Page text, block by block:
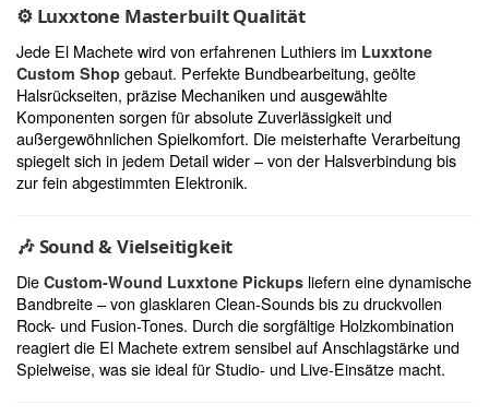
⚙️ Luxxtone Masterbuilt Qualität
Jede El Machete wird von erfahrenen Luthiers im Luxxtone
Custom Shop gebaut. Perfekte Bundbearbeitung, geölte
Halsrückseiten, präzise Mechaniken und ausgewählte
Komponenten sorgen für absolute Zuverlässigkeit und
außergewöhnlichen Spielkomfort. Die meisterhafte Verarbeitung
spiegelt sich in jedem Detail wider – von der Halsverbindung bis
zur fein abgestimmten Elektronik.
🎶Sound & Vielseitigkeit
Die Custom-Wound Luxxtone Pickups liefern eine dynamische
Bandbreite – von glasklaren Clean-Sounds bis zu druckvollen
Rock- und Fusion-Tones. Durch die sorgfältige Holzkombination
reagiert die El Machete extrem sensibel auf Anschlagstärke und
Spielweise, was sie ideal für Studio- und Live-Einsätze macht.